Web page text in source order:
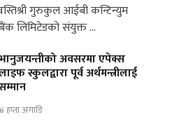
गुरुकुल आईबी कन्टिन्युम
लिमिटेडको संयुक्त …
अवसरमा एपेक्स
स्कुलद्वारा पूर्व अर्थमन्त्रीलाई
४ हप्ता अगाडि